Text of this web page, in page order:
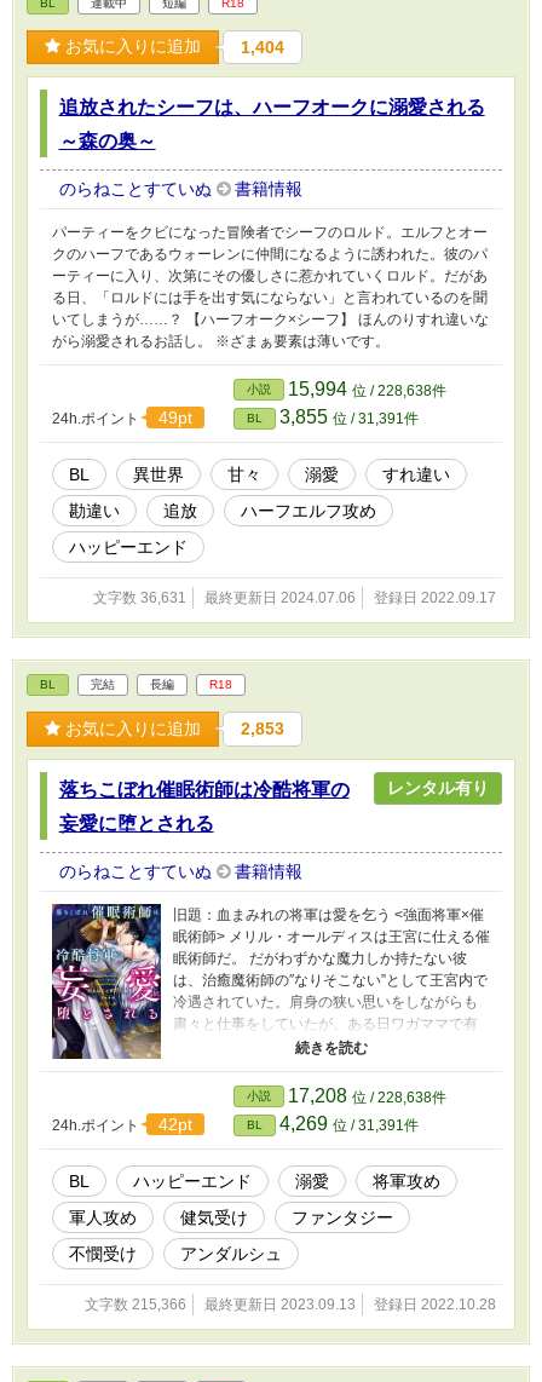
お気に入りに追加 1,404
追放されたシーフは、ハーフオークに溺愛される
～森の奥～
のらねことすていぬ 書籍情報
パーティーをクビになった冒険者でシーフのロルド。エルフとオー
クのハーフであるウォーレンに仲間になるように誘われた。彼のパ
ーティーに入り、次第にその優しさに惹かれていくロルド。だがあ
る日、「ロルドには手を出す気にならない」と言われているのを聞
いてしまうが……？ 【ハーフオーク×シーフ】 ほんのりすれ違いな
がら溺愛されるお話し。 ※ざまぁ要素は薄いです。
24h.ポイント 49pt
小説 15,994 位 / 228,638件
BL 3,855 位 / 31,391件
BL 異世界 甘々 溺愛
すれ違い
勘違い
追放
ハーフエルフ攻め
ハッピーエンド
文字数 36,631 最終更新日 2024.07.06 登録日 2022.09.17
BL 完結 長編 R18
お気に入りに追加 2,853
落ちこぼれ催眠術師は冷酷将軍の
妄愛に堕とされる
レンタル有り
のらねことすていぬ 書籍情報
旧題：血まみれの将軍は愛を乞う <強面将軍×催
眠術師> メリル・オールディスは王宮に仕える催
眠術師だ。 だがわずかな魔力しか持たない彼
は、治癒魔術師の″なりそこない”として王宮内で
冷遇されていた。肩身の狭い思いをしながらも
粛々と仕事をしていたが、ある日ワガママで有
名なマリアローズ王女に呼び出される。 そこで
ス・ハイツィルトを催眠術で虜にしてこい」と
のことだった。 そんなことは無理だと混乱する
メリル。だが事態は思わぬ方向へ進んで……？
頑張り屋の受けが、冷たそうに見える攻めに溺
愛されるお話。 ※グロいシーンはありません
◇◇◇ 毎日更新。 第10回BL小説大賞、ファン
タジーBL賞を頂きました！皆様のおかげです！
ありがとうございます！ ◇◇◇
24h.ポイント 42pt
小説 17,208 位 / 228,638件
BL 4,269 位 / 31,391件
BL ハッピーエンド 溺愛
将軍攻め
軍人攻め
健気受け
ファンタジー
不憫受け
アンダルシュ
文字数 215,366 最終更新日 2023.09.13 登録日 2022.10.28